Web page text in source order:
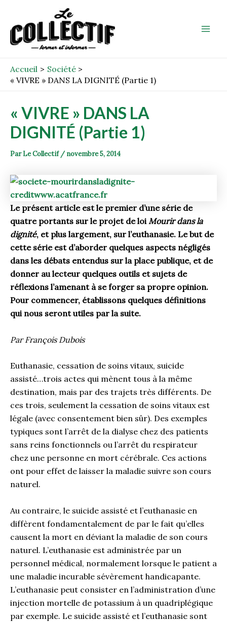
contenu
Accueil
Société
« VIVRE » DANS LA DIGNITÉ (Partie 1)
« VIVRE » DANS LA
DIGNITÉ (Partie 1)
ParLe Collectif / novembre 5, 2014
Le présent article est le premier d’une série de
quatre portants sur le projet de loiMourir dans la
dignité, et plus largement, sur l’euthanasie. Le but de
cette série est d’aborder quelques aspects négligés
dans les débats entendus sur la place publique, et de
donner au lecteur quelques outils et sujets de
réflexions l’amenant à se forger sa propre opinion.
Pour commencer, établissons quelques définitions
qui nous seront utiles par la suite.
Par François Dubois
Euthanasie, cessation de soins vitaux, suicide
assisté…trois actes qui mènent tous à la même
destination, mais par des trajets très différents. De
ces trois, seulement la cessation de soins vitaux est
légale (avec consentement bien sûr). Des exemples
typiques sont l’arrêt de la dialyse chez des patients
sans reins fonctionnels ou l’arrêt du respirateur
chez une personne en mort cérébrale. Ces actions
ont pour effet de laisser la maladie suivre son cours
naturel.
Au contraire, le suicide assisté et l’euthanasie en
diffèrent fondamentalement de par le fait qu’elles
causent la mort en déviant la maladie de son cours
naturel. L’euthanasie est administrée par un
personnel médical, normalement lorsque le patient a
une maladie incurable sévèrement handicapante.
L’euthanasie peut consister en l’administration d’une
injection mortelle de potassium à un quadriplégique
par exemple. Le suicide assisté et l’euthanasie sont
navigation